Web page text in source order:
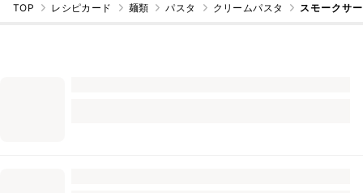
TOP レシピカード 麺類 パスタ クリームパスタ スモークサ